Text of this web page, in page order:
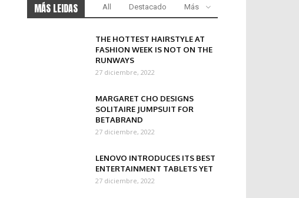
MÁS LEIDAS All Destacado Más
THE HOTTEST HAIRSTYLE AT
FASHION WEEK IS NOT ON THE
RUNWAYS
27 diciembre, 2022
MARGARET CHO DESIGNS
SOLITAIRE JUMPSUIT FOR
BETABRAND
27 diciembre, 2022
LENOVO INTRODUCES ITS BEST
ENTERTAINMENT TABLETS YET
27 diciembre, 2022